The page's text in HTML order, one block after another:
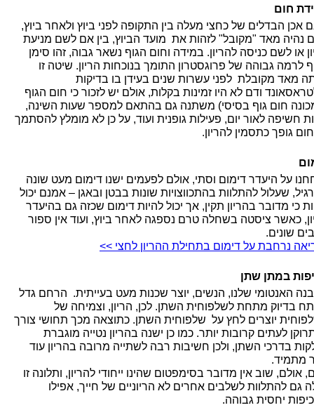
חום
אכן הבדלים של כחצי מעלה בין התקופה לפני ביוץ ולאחר ביוץ,
נהיה מאד "מקובל" לזהות את מועד הביוץ, בין אם לשם מניעת
או לשם כניסה להריון. במידה וחום הגוף נשאר גבוה, זהו סימן
לרמה גבוהה של פרוגסטרון התומך בנוכחות הריון. שיטה זו
מאד מקובלת לפני עשרות שנים בעידן בו בדיקות
ודם לא היו זמינות בקלות, אולם יש לזכור כי חום הגוף
חום גוף בסיסי) משתנה גם בהתאם למספר שעות השינה,
חשיפה לאור יום, פעילות גופנית ועוד, על כן לא מומלץ להסתמך
גופך כתסמין להריון.
על היעדר דימום וסתי, אולם לפעמים ישנו דימום מעט שונה
שעלול להתלוות בהתכווצויות שונות בבטן ובאגן – אמנם יכול
כי מדובר בהריון תקין, אך יכול להיות דימום שכזה גם בהיעדר
כאשר ציסטה בשחלה טרם נספגה לאחר ביוץ, ועוד אין ספור
שונים.
נרחבת על דימום בתחילת ההריון לחצי >>
במתן שתן
האנטומי שלנו, הנשים, יוצר שכנות מעט בעייתית. הרחם גדל
בדיוק מתחת לשלפוחית השתן. לכן, הריון, וצמיחה של
יוצרים לחץ על שלפוחית השתן. כתוצאה מכך תחושי צורך
לעתים קרובות יותר. כמו כן ישנה בהריון נטייה מוגברת
בדרכי השתן, ולכן חשיבות רבה לשתייה מרובה בהריון עוד
מתמיד.
אולם, שוב אין מדובר בסימפטום שהינו ייחודי להריון, ותלונה זו
גם להתלוות לשלבים אחרים לא הריוניים של חייך, אפילו
יחסית גבוהה.